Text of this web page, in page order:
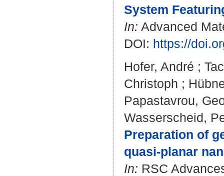
System
In: Advanced
DOI: https://
Hofer, André ;
Christoph ;
Papastavrou,
Wasserscheid,
Preparation of
quasi-planar
In: RSC